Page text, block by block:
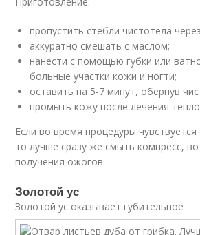
пропустить стебли чистотела
аккуратно смешать с маслом;
нанести с помощью губки или
больные участки кожи и ногти;
оставить на 5-7 минут, обернув
промыть кожу после лечения
Если во время процедуры
то лучше сразу же смыть компресс,
получения ожогов.
Золотой ус
Золотой ус оказывает губительное